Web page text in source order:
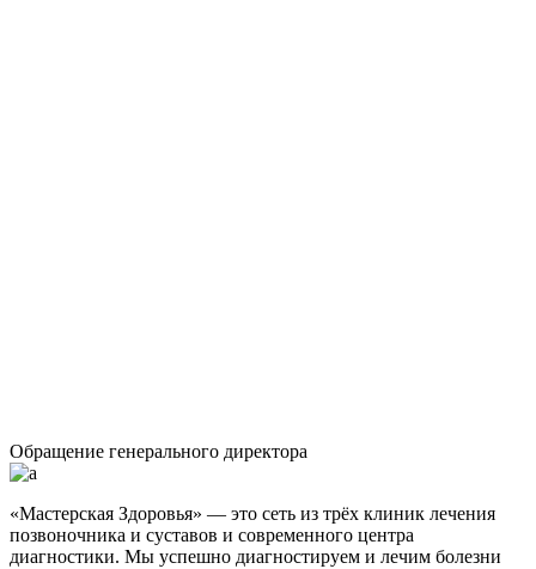
Обращение генерального директора
«Мастерская Здоровья» — это сеть из трёх клиник лечения
позвоночника и суставов и современного центра
диагностики. Мы успешно диагностируем и лечим болезни